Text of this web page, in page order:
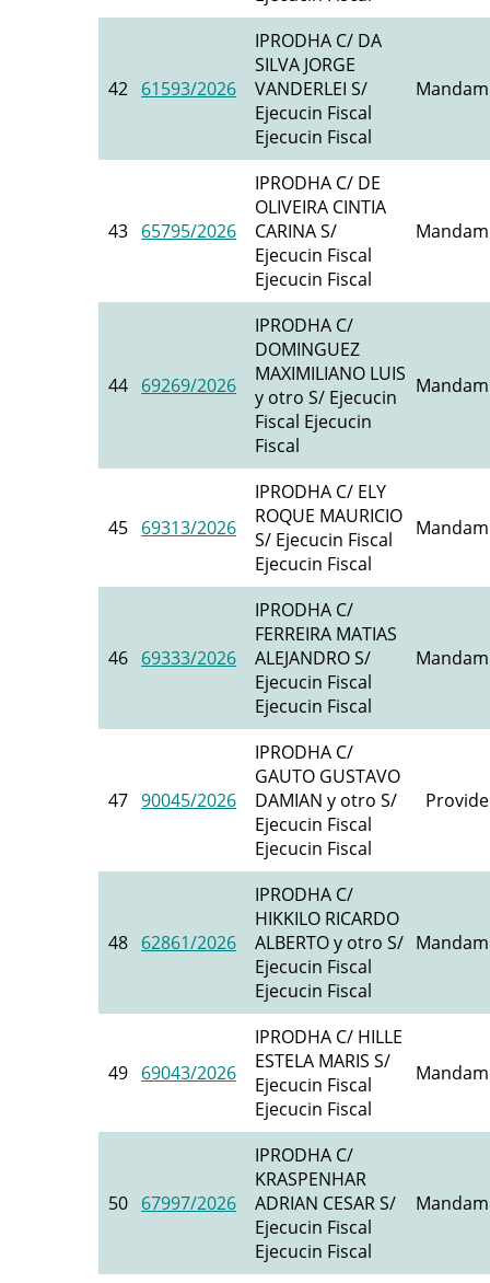
42 61593/2026
IPRODHA C/ DA
SILVA JORGE
VANDERLEI S/
Ejecucin Fiscal
Ejecucin Fiscal
43 65795/2026
IPRODHA C/ DE
OLIVEIRA CINTIA
CARINA S/
Ejecucin Fiscal
Ejecucin Fiscal
44 69269/2026
IPRODHA C/
DOMINGUEZ
MAXIMILIANO LUIS
y otro S/ Ejecucin
Fiscal Ejecucin
Fiscal
45 69313/2026
IPRODHA C/ ELY
ROQUE MAURICIO
S/ Ejecucin Fiscal
Ejecucin Fiscal
46 69333/2026
IPRODHA C/
FERREIRA MATIAS
ALEJANDRO S/
Ejecucin Fiscal
Ejecucin Fiscal
47 90045/2026
IPRODHA C/
GAUTO GUSTAVO
DAMIAN y otro S/
Ejecucin Fiscal
Ejecucin Fiscal
48 62861/2026
IPRODHA C/
HIKKILO RICARDO
ALBERTO y otro S/
Ejecucin Fiscal
Ejecucin Fiscal
49 69043/2026
IPRODHA C/ HILLE
ESTELA MARIS S/
Ejecucin Fiscal
Ejecucin Fiscal
50 67997/2026
IPRODHA C/
KRASPENHAR
ADRIAN CESAR S/
Ejecucin Fiscal
Ejecucin Fiscal